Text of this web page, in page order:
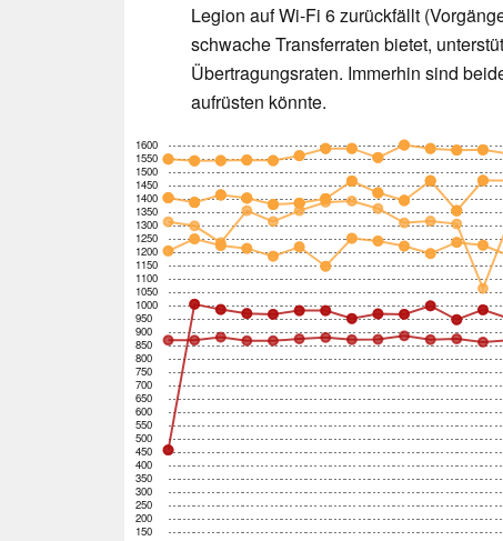
Legion auf Wi-Fi 6 zurückfällt
schwache Transferraten bietet,
Übertragungsraten. Immerhin sind
aufrüsten könnte.
150
200
250
300
350
400
450
500
550
600
650
700
750
800
850
900
950
1000
1050
1100
1150
1200
1250
1300
1350
1400
1450
1500
1550
1600